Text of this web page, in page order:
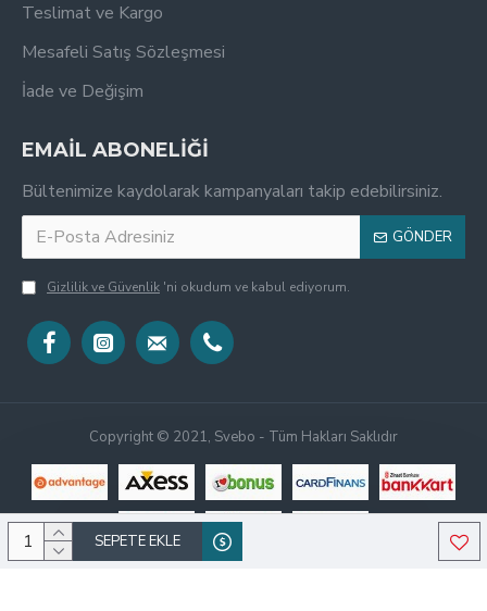
SEPETE EKLE
Teslimat ve Kargo
Mesafeli Satış Sözleşmesi
İade ve Değişim
EMAİL ABONELİĞİ
Bültenimize kaydolarak kampanyaları takip edebilirsiniz.
GÖNDER
Gizlilik ve Güvenlik 'ni okudum ve kabul ediyorum.
Copyright © 2021, Svebo - Tüm Hakları Saklıdır